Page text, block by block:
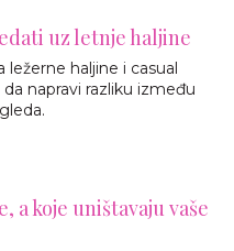
uz letnje haljine
haljine i casual
napravi razliku između
a koje uništavaju vaše